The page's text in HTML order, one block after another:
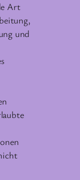
Art
und